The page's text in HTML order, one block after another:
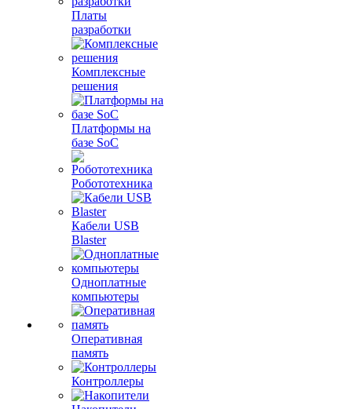
Платы
разработки
Комплексные
решения
Платформы на
базе SoC
Робототехника
Кабели USB
Blaster
Одноплатные
компьютеры
Оперативная
память
Контроллеры